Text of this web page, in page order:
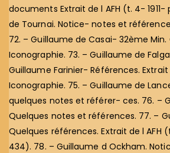
documents Extrait de l AFH (t. 4- 1911-
de Tournai. Notice- notes et
72. – Guillaume de Casai- 32ème Min.
Iconographie. 73. – Guillaume de
Guillaume Farinier- Références. Extrait
Iconographie. 75. – Guillaume de
quelques notes et référer- ces. 76. –
Quelques notes et références. 77. –
Quelques références. Extrait de l AFH
434). 78. – Guillaume d Ockham.